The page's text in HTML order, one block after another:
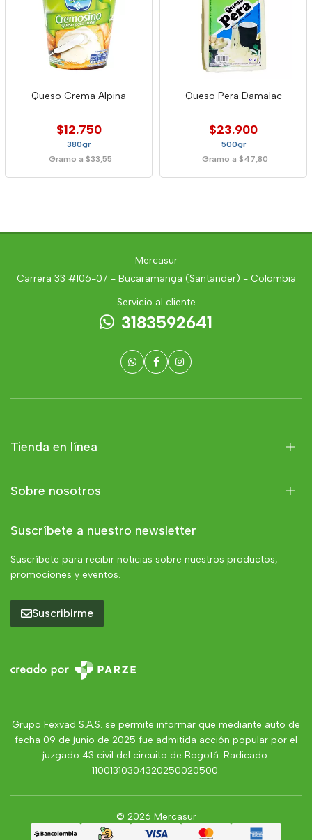
Queso Crema Alpina
$12.750
380gr
Gramo a $33,55
Queso Pera Damalac
$23.900
500gr
Gramo a $47,80
Mercasur
Carrera 33 #106-07 - Bucaramanga (Santander) - Colombia
Servicio al cliente
3183592641
Tienda en línea
Sobre nosotros
Suscríbete a nuestro newsletter
Suscríbete para recibir noticias sobre nuestros productos,
promociones y eventos.
Suscribirme
Grupo Fexvad S.A.S. se permite informar que mediante auto de
fecha 09 de junio de 2025 fue admitida acción popular por el
juzgado 43 civil del circuito de Bogotá. Radicado:
11001310304320250020500.
© 2026 Mercasur